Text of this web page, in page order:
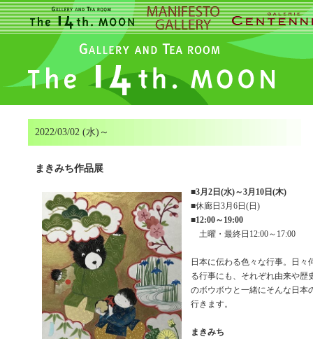
2022/03/02 (水)～
まきみち作品展
■3月2日(水)～3月10日(木)
■休廊日3月6日(日)
■12:00～19:00
土曜・最終日12:00～17:00
日本に伝わる色々な行事。日々
る行事にも、それぞれ由来や歴
のボウボウと一緒にそんな日本
行きます。
まきみち